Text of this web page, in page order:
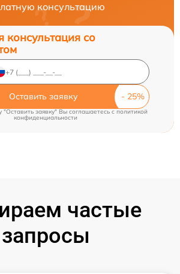
консультацию
консультация со
Оставить заявку
"Оставить заявку" Вы соглашаетесь cполитикой
конфиденциальности
частые
запросы